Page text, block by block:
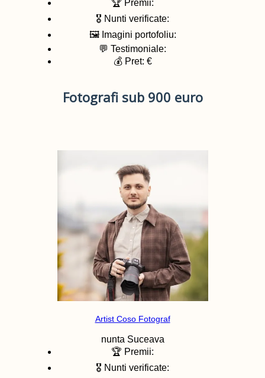
🏆 Premii:
🎖️ Nunti verificate:
🖼️ Imagini portofoliu:
💬 Testimoniale:
💰 Pret: €
Fotografi sub 900 euro
Artist Coso Fotograf
nunta Suceava
🏆 Premii:
🎖️ Nunti verificate: